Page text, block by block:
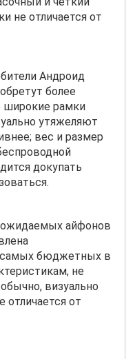
не отличается от
Андроид
более
широкие рамки
утяжеляют
вес и размер
докупать
айфонов
самых бюджетных в
не
визуально
отличается от